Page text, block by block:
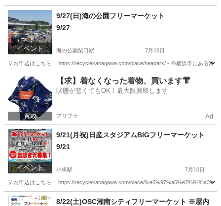
神奈川 海老名市 海老名駅 フリーマーケット
イベント
9/27(日)海の公園フリーマーケット
9/27
海の公園柴口駅 7月10日
🎈お申込はこちら！ https://recyclekanagawa.com/place/seapark/ - 🐚横浜市にある海
神奈川 海の公園柴口駅 フリーマーケット 会場
【求】着なくなった着物、買います👘
状態が悪くてもOK！最大限買取します
プリフラ Ad
イベント
9/21(月祝)日産スタジアムBIGフリーマーケット
9/21
小机駅 7月10日
🎈お申込はこちら！ https://recyclekanagawa.com/place/
神奈川 横浜市 小机駅 フリーマーケット 日産スタジアム
8/22(土)OSC湘南シティフリーマーケット ※屋内